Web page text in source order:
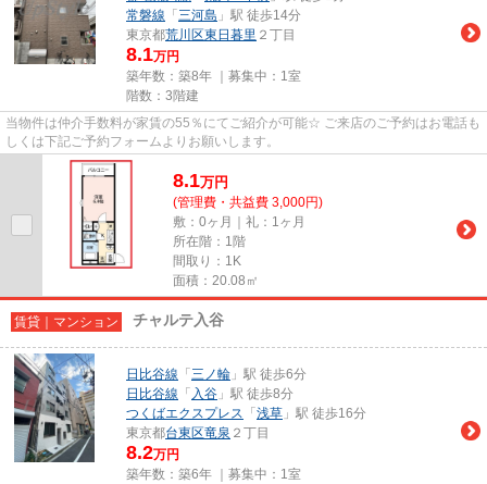
常磐線 「 三河島 」駅 徒歩14分
東京都荒川区東日暮里 ２丁目
8.1万円
築年数：築8年 ｜募集中： 1室
階数：3階建
当物件は仲介手数料が家賃の55％にてご紹介が可能☆ ご来店のご予約はお電話も
しくは下記ご予約フォームよりお願いします。
8.1万円
(管理費・共益費 3,000円)
敷：0ヶ月｜礼：1ヶ月
所在階：1階
間取り：1K
面積：20.08㎡
賃貸｜マンション チャルテ入谷
日比谷線 「 三ノ輪 」駅 徒歩6分
日比谷線 「 入谷 」駅 徒歩8分
つくばエクスプレス 「 浅草 」駅 徒歩16分
東京都台東区竜泉 ２丁目
8.2万円
築年数：築6年 ｜募集中： 1室